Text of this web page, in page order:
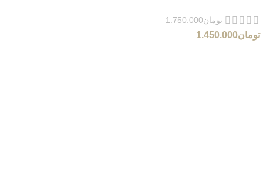
تومان1.750.000
تومان1.450.000